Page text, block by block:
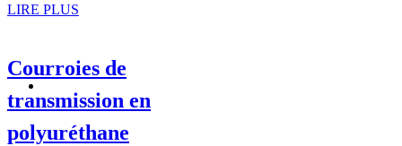
LIRE PLUS
Courroies de
transmission en
polyuréthane